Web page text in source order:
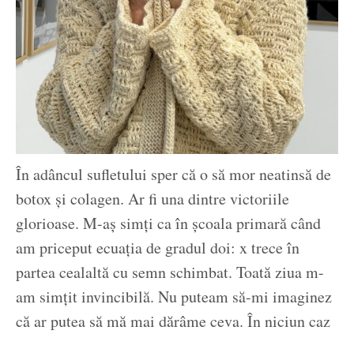
În adâncul sufletului sper că o să mor neatinsă de
botox și colagen. Ar fi una dintre victoriile
glorioase. M-aș simți ca în școala primară când
am priceput ecuația de gradul doi: x trece în
partea cealaltă cu semn schimbat. Toată ziua m-
am simțit invincibilă. Nu puteam să-mi imaginez
că ar putea să mă mai dărâme ceva. În niciun caz